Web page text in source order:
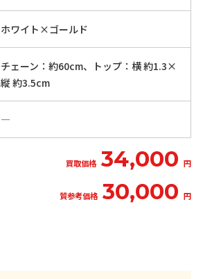
ホワイト×ゴールド
チェーン：約60cm、トップ：横 約1.3×
縦 約3.5cm
―
買取価格 34,000 円
質参考価格 30,000 円